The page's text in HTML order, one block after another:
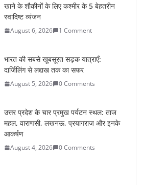
खाने के शौकीनों के लिए कश्मीर के 5 बेहतरीन
स्वादिष्ट व्यंजन
August 6, 2026 1 Comment
भारत की सबसे खूबसूरत सड़क यात्राएँ:
दार्जिलिंग से लद्दाख तक का सफर
August 5, 2026 0 Comments
उत्तर प्रदेश के चार प्रमुख पर्यटन स्थल: ताज
महल, वाराणसी, लखनऊ, प्रयागराज और इनके
आकर्षण
August 4, 2026 0 Comments